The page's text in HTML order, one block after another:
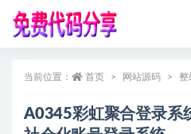
当前位置： 首页 网站源码 整
A0345彩虹聚合登录系